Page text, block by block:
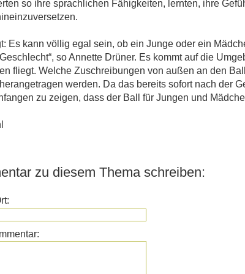
so ihre sprachlichen Fähigkeiten, lernten, ihre
Es kann völlig egal sein, ob ein Junge oder ein
so Annette Drüner. Es kommt auf die
fliegt. Welche Zuschreibungen von außen an den
werden. Da das bereits sofort nach der
zu zeigen, dass der Ball für Jungen und
zu diesem Thema schreiben: